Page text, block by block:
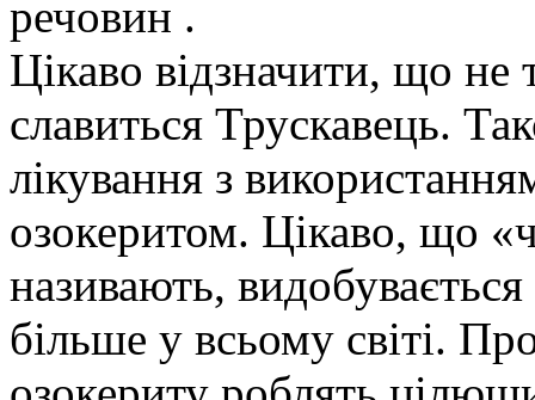
речовин .
Цікаво відзначити, що
славиться Трускавець.
лікування з
озокеритом. Цікаво, що
називають, видобувається
більше у всьому світі.